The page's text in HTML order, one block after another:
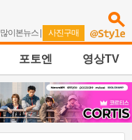
많이본뉴스 | 사진구매
포토엔 영상TV